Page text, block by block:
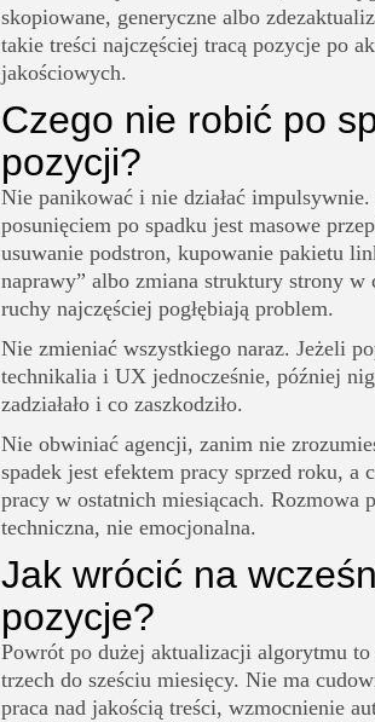
skopiowane, generyczne albo
takie treści najczęściej tracą pozycje po
jakościowych.
Czego nie robić po
pozycji?
Nie panikować i nie działać
posunięciem po spadku jest masowe
usuwanie podstron, kupowanie pakietu
naprawy” albo zmiana struktury strony w
ruchy najczęściej pogłębiają problem.
Nie zmieniać wszystkiego naraz. Jeżeli
technikalia i UX jednocześnie, później
zadziałało i co zaszkodziło.
Nie obwiniać agencji, zanim nie
spadek jest efektem pracy sprzed roku, a
pracy w ostatnich miesiącach. Rozmowa
techniczna, nie emocjonalna.
Jak wrócić na
pozycje?
Powrót po dużej aktualizacji algorytmu
trzech do sześciu miesięcy. Nie ma
praca nad jakością treści, wzmocnienie